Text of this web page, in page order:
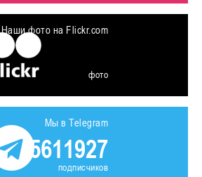
Наши фото на Flickr.com
фото
Мы в Telegram
5611927
подписчиков